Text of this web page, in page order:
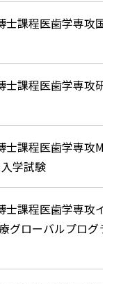
士課程医歯学専攻国
士課程医歯学専攻研
士課程医歯学専攻
学試験
士課程医歯学専攻イ
グローバルプログラ